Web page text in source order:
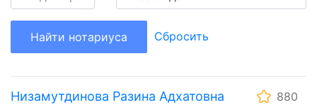
Найти нотариуса Сбросить
Низамутдинова Разина Адхатовна
880